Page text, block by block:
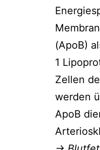
(ApoB)
1
Zellen
werden
ApoB